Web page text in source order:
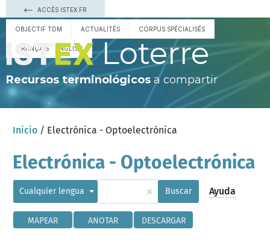
ACCÈS ISTEX.FR
OBJECTIF TDM ACTUALITÉS CORPUS SPÉCIALISÉS
FRANÇAIS ENGLISH Loterre
Recursos terminológicos a compartir
Inicio / Electrónica - Optoelectrónica
Electrónica - Optoelectrónica
Cualquier lengua × Buscar Ayuda
MAPEAR ANOTAR DESCARGAR